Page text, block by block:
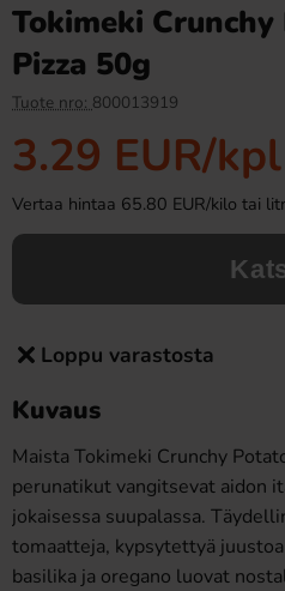
Osta
Tokimeki
Pizza 50g
Tuote nro: 800013919
3.29 EUR/kpl
Vertaa hintaa 65.80 EUR/kilo tai
Loppu varastosta
Kuvaus
Maista Tokimeki Crunchy
perunatikut vangitsevat aidon
jokaisessa suupalassa.
tomaatteja, kypsytettyä
basilika ja oregano luovat